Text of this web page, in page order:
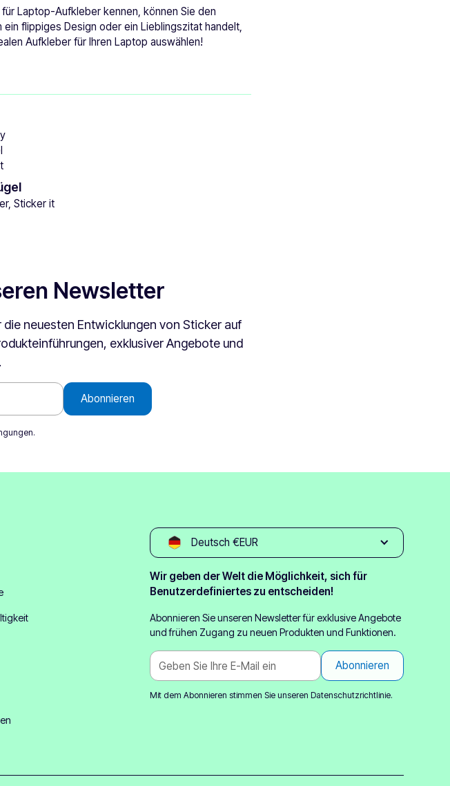
Laptop-Aufkleber kennen, können Sie den
flippiges Design oder ein Lieblingszitat handelt,
Aufkleber für Ihren Laptop auswählen!
Sticker it
Newsletter
neuesten Entwicklungen von Sticker auf
exklusiver Angebote und
.
Deutsch €EUR
Wir geben der Welt die Möglichkeit, sich für
Benutzerdefiniertes zu entscheiden!
Abonnieren Sie unseren Newsletter für exklusive Angebote
und frühen Zugang zu neuen Produkten und Funktionen.
Mit dem Abonnieren stimmen Sie unserenDatenschutzrichtlinie.